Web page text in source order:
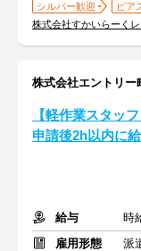
シルバー歓迎
ピア
株式会社すかいらーく
株式会社エントリー
【軽作業スタッ
申請後2h以内に
給与
雇用形態
派